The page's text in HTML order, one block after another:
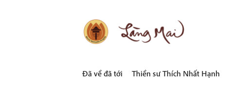
LÀNG MAI
Đã về đã tới Thiền sư Thích Nhất Hạnh